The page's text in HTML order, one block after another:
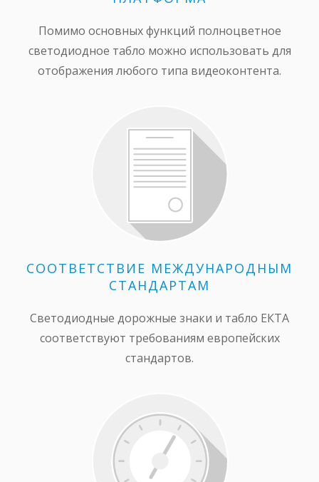
Помимо основных функций полноцветное
светодиодное табло можно использовать для
отображения любого типа видеоконтента.
СООТВЕТСТВИЕ МЕЖДУНАРОДНЫМ
СТАНДАРТАМ
Светодиодные дорожные знаки и табло ЕКТА
соответствуют требованиям европейских
стандартов.